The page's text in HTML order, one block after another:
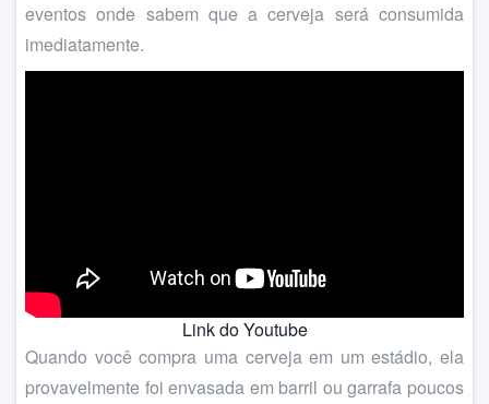
eventos onde sabem que a cerveja será consumida
imediatamente.
Link do Youtube
Quando você compra uma cerveja em um estádio, ela
provavelmente foi envasada em barril ou garrafa poucos